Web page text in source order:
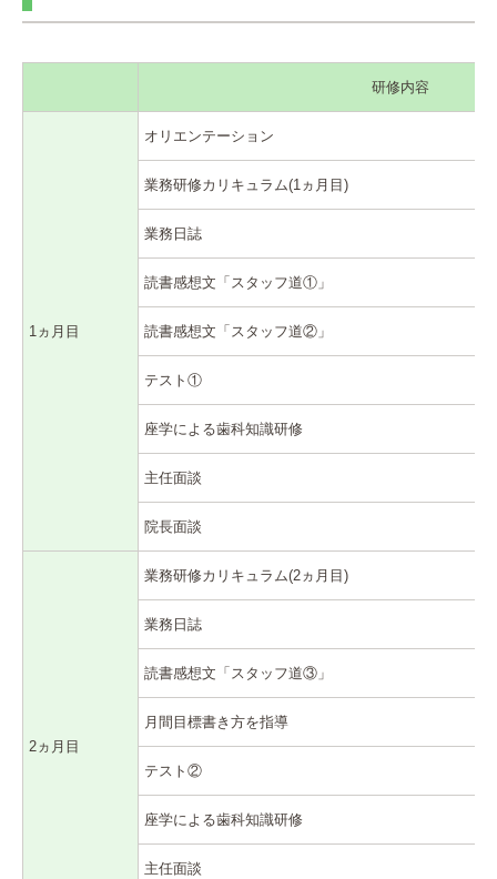
研修内容
1ヵ月目
オリエンテーション
業務研修カリキュラム(1ヵ月目)
業務日誌
読書感想文「スタッフ道①」
読書感想文「スタッフ道②」
テスト①
座学による歯科知識研修
主任面談
院長面談
2ヵ月目
業務研修カリキュラム(2ヵ月目)
業務日誌
読書感想文「スタッフ道③」
月間目標書き方を指導
テスト②
座学による歯科知識研修
主任面談